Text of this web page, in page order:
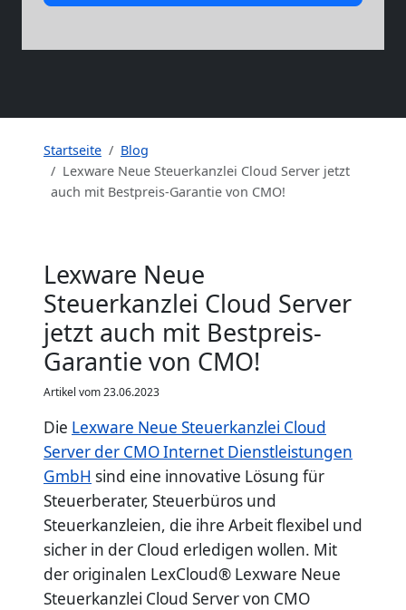
Startseite
Blog
Lexware Neue Steuerkanzlei Cloud Server jetzt
auch mit Bestpreis-Garantie von CMO!
Lexware Neue
Steuerkanzlei Cloud Server
jetzt auch mit Bestpreis-
Garantie von CMO!
Artikel vom 23.06.2023
Die Lexware Neue Steuerkanzlei Cloud
Server der CMO Internet Dienstleistungen
GmbH sind eine innovative Lösung für
Steuerberater, Steuerbüros und
Steuerkanzleien, die ihre Arbeit flexibel und
sicher in der Cloud erledigen wollen. Mit
der originalen LexCloud® Lexware Neue
Steuerkanzlei Cloud Server von CMO